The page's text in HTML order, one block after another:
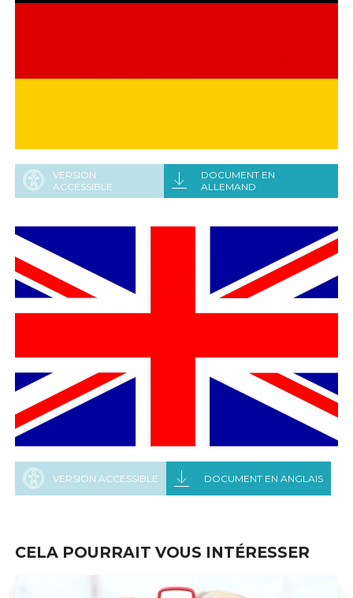
VERSION
ACCESSIBLE
DOCUMENT EN
ALLEMAND
VERSION ACCESSIBLE DOCUMENT EN ANGLAIS
CELA POURRAIT VOUS INTÉRESSER